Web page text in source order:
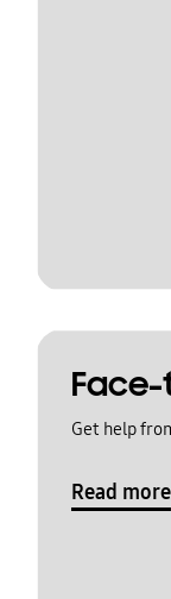
Get help
Read more